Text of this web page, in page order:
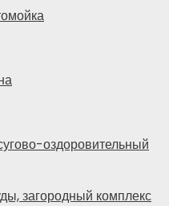
оздоровительный
загородный комплекс